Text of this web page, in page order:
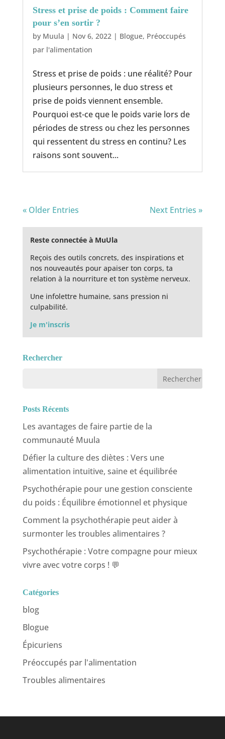
Stress et prise de poids : Comment faire
pour s’en sortir ?
by Muula | Nov 6, 2022| Blogue, Préoccupés
par l'alimentation
Stress et prise de poids : une réalité? Pour
plusieurs personnes, le duo stress et
prise de poids viennent ensemble.
Pourquoi est-ce que le poids varie lors de
périodes de stress ou chez les personnes
qui ressentent du stress en continu? Les
raisons sont souvent...
« Older Entries Next Entries »
Reste connectée à MuUla
Reçois des outils concrets, des inspirations et
nos nouveautés pour apaiser ton corps, ta
relation à la nourriture et ton système nerveux.
Une infolettre humaine, sans pression ni
culpabilité.
Je m'inscris
Rechercher
Posts Récents
Les avantages de faire partie de la
communauté Muula
Défier la culture des diètes : Vers une
alimentation intuitive, saine et équilibrée
Psychothérapie pour une gestion consciente
du poids : Équilibre émotionnel et physique
Comment la psychothérapie peut aider à
surmonter les troubles alimentaires ?
Psychothérapie : Votre compagne pour mieux
vivre avec votre corps ! 💬
Catégories
blog
Blogue
Épicuriens
Préoccupés par l'alimentation
Troubles alimentaires